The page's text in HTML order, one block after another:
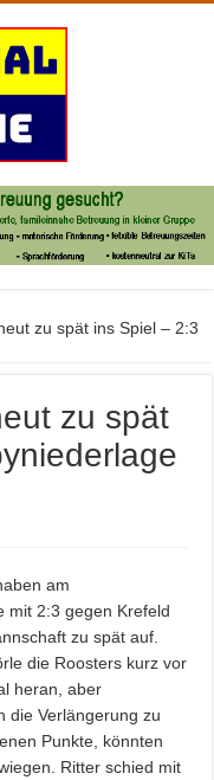
zu spät ins Spiel – 2:3
zu spät
am
mit 2:3 gegen Krefeld
zu spät auf.
die Roosters kurz vor
heran, aber
die Verlängerung zu
Punkte, könnten
Ritter schied mit